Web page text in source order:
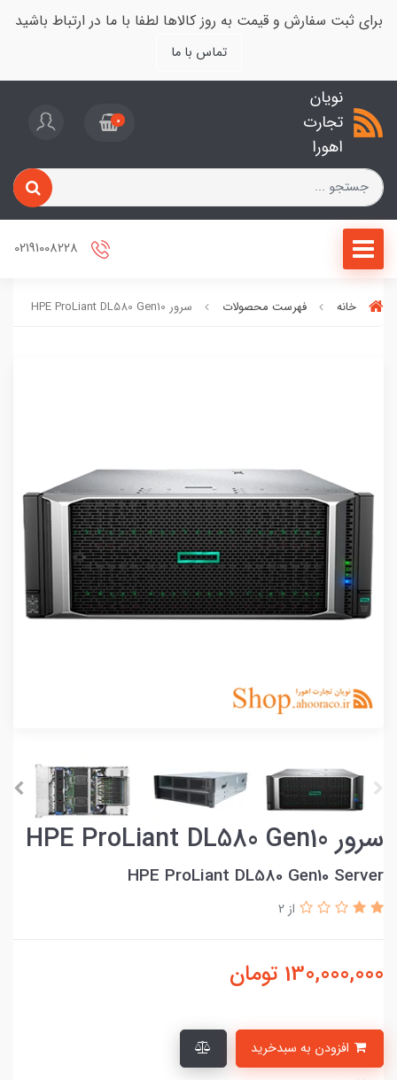
برای ثبت سفارش و قیمت به روز کالاها لطفا با ما در ارتباط باشید
تماس با ما
نویان
تجارت
اهورا
0
خانه فهرست محصولات سرور HPE ProLiant DL580 Gen10
سرور HPE ProLiant DL580 Gen10
HPE ProLiant DL580 Gen10 Server
از 2
130,000,000 تومان